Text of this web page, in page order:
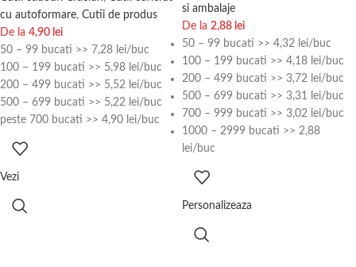
cu autoformare, Cutii de produs
De la 4,90 lei
50 – 99 bucati >> 7,28 lei/buc
100 – 199 bucati >> 5,98 lei/buc
200 – 499 bucati >> 5,52 lei/buc
500 – 699 bucati >> 5,22 lei/buc
peste 700 bucati >> 4,90 lei/buc
Vezi
si ambalaje
De la 2,88 lei
50 – 99 bucati >> 4,32 lei/buc
100 – 199 bucati >> 4,18 lei/buc
200 – 499 bucati >> 3,72 lei/buc
500 – 699 bucati >> 3,31 lei/buc
700 – 999 bucati >> 3,02 lei/buc
1000 – 2999 bucati >> 2,88
lei/buc
Personalizeaza